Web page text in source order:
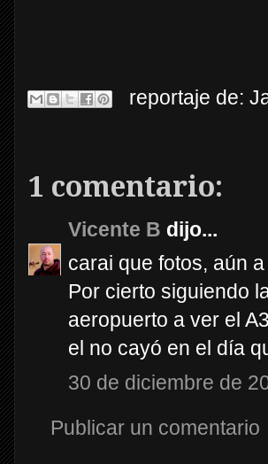
reportaje de:
1 comentario:
Vicente B dijo...
carai que fotos, aún
Por cierto siguiendo
aeropuerto a ver el
el no cayó en el día
30 de diciembre de
Publicar un comentario